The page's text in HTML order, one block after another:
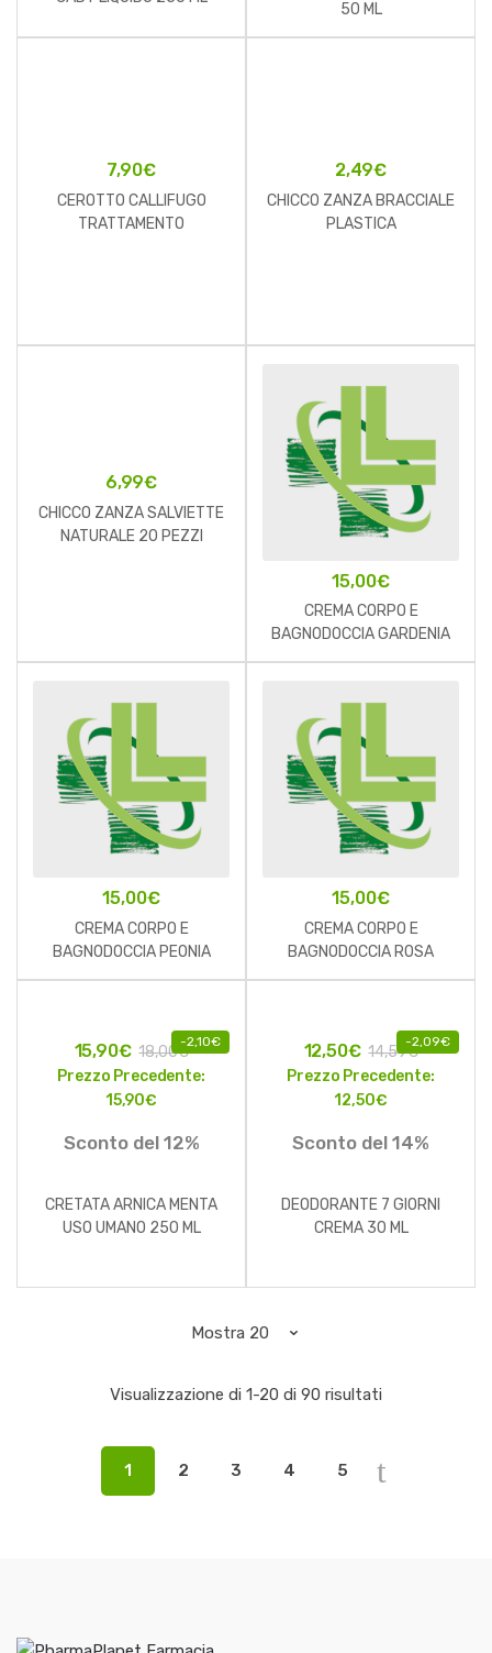
50 ML
7,90€
CEROTTO CALLIFUGO
TRATTAMENTO
2,49€
CHICCO ZANZA BRACCIALE
PLASTICA
6,99€
CHICCO ZANZA SALVIETTE
NATURALE 20 PEZZI
15,00€
CREMA CORPO E
BAGNODOCCIA GARDENIA
15,00€
CREMA CORPO E
BAGNODOCCIA PEONIA
15,00€
CREMA CORPO E
BAGNODOCCIA ROSA
-2,10€
15,90€ 18,00€
Prezzo Precedente:
15,90€
Sconto del 12%
CRETATA ARNICA MENTA
USO UMANO 250 ML
-2,09€
12,50€ 14,59€
Prezzo Precedente:
12,50€
Sconto del 14%
DEODORANTE 7 GIORNI
CREMA 30 ML
Visualizzazione di 1-20 di 90 risultati
1 2 3 4 5